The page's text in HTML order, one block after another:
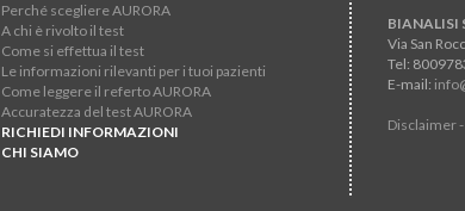
Perché scegliere AURORA
A chi è rivolto il test
Come si effettua il test
Le informazioni rilevanti per i tuoi pazienti
Come leggere il referto AURORA
Accuratezza del test AURORA
RICHIEDI INFORMAZIONI
CHI SIAMO
BIANALISI
Via San
Tel:
E-mail:
Disclaimer